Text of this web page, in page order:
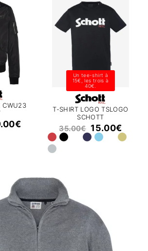
CWU23
€
Un tee-shirt à
15€, les trois à
40€.
T-SHIRT LOGO TSLOGO
SCHOTT
35.00€ 15.00€